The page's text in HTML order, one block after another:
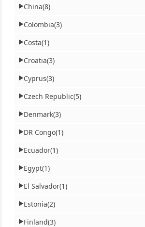
▶China(8)
▶Colombia(3)
▶Costa(1)
▶Croatia(3)
▶Cyprus(3)
▶Czech Republic(5)
▶Denmark(3)
▶DR Congo(1)
▶Ecuador(1)
▶Egypt(1)
▶El Salvador(1)
▶Estonia(2)
▶Finland(3)